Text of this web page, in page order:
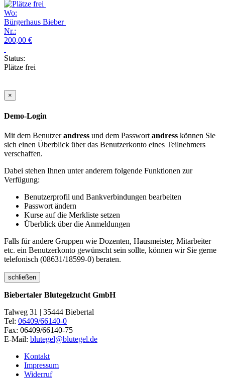
Wo:
Bürgerhaus Bieber
Nr.:
200,00 €
Status:
Plätze frei
×
Demo-Login
Mit dem Benutzerandress und dem Passwort andress können Sie
sich einen Überblick über das Benutzerkonto eines Teilnehmers
verschaffen.
Dabei stehen Ihnen unter anderem folgende Funktionen zur
Verfügung:
Benutzerprofil und Bankverbindungen bearbeiten
Passwort ändern
Kurse auf die Merkliste setzen
Überblick über die Anmeldungen
Falls für andere Gruppen wie Dozenten, Hausmeister, Mitarbeiter
etc. ein Benutzerkonto gewünscht sein sollte, können wir Sie gerne
telefonisch (08631/18599-0) beraten.
schließen
Biebertaler Blutegelzucht GmbH
Talweg 31 | 35444 Biebertal
Tel: 06409/66140-0
Fax: 06409/66140-75
E-Mail: blutegel@blutegel.de
Kontakt
Impressum
Widerruf